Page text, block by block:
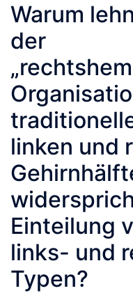
Warum
der
linken und
Einteilung
links- und
Typen?